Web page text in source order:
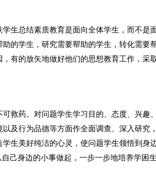
生总结素质教育是面向全体学生，而不是
的学生，研究需要帮助的学生，转化需要
有的放矢地做好他们的思想教育工作，采
救药。对问题学生学习目的、态度、兴趣、
及行为品德等方面作全面调查、深入研究
生美好纯洁的心灵，使问题学生领悟到身
己身边的小事做起，一步一步地培养学困